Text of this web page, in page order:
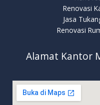
Renovasi
Jasa
Renovasi
Alamat Kantor